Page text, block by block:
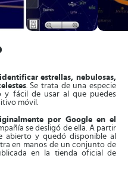
estrellas, nebulosas,
. Se trata de una especie
y fácil de usar al que puedes
móvil.
por Google en el
se desligó de ella. A partir
y quedó disponible al
en manos de un conjunto de
en la tienda oficial de